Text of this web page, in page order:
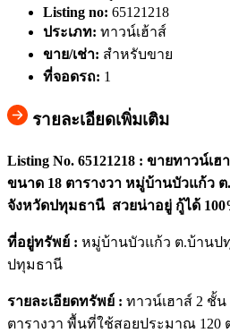
Listing no: 65121218
ประเภท: ทาวน์เฮ้าส์
ขาย/เช่า: สำหรับขาย
ที่จอดรถ: 1
รายละเอียดเพิ่มเติม
Listing No. 65121218 : ขายทาวน์เ
ขนาด 18 ตารางวา หมู่บ้านบัวแก้ว
จังหวัดปทุมธานี สวยน่าอยู่ กู้ได้
ที่อยู่ทรัพย์ : หมู่บ้านบัวแก้ว ต.บ้านป
ปทุมธานี
รายละเอียดทรัพย์ : ทาวน์เฮาส์ 2 ชั้
ตารางวา พื้นที่ใช้สอยประมาณ 120